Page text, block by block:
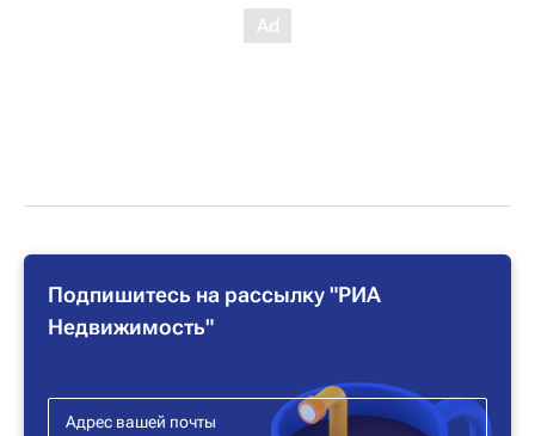
Подпишитесь на рассылку "РИА
Недвижимость"